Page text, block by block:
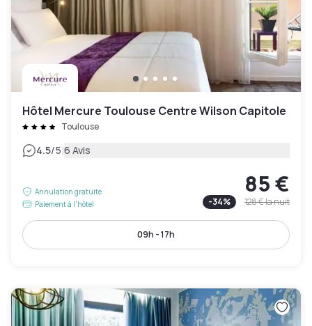
Hôtel Mercure Toulouse Centre Wilson Capitole
Toulouse
4.5/5|6 Avis
Annulation gratuite
Paiement à l'hôtel
85 €
-34% 128 €la nuit
09h - 17h